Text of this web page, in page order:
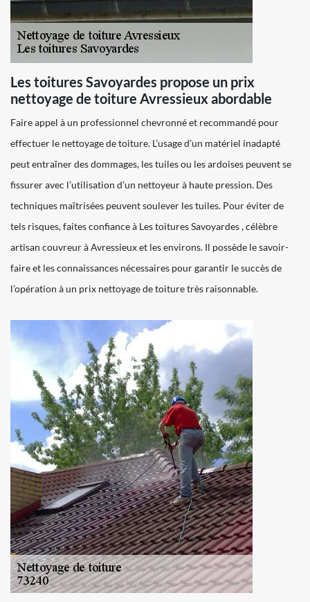
Les toitures Savoyardes propose un prix
nettoyage de toiture Avressieux abordable
Faire appel à un professionnel chevronné et recommandé pour
effectuer le nettoyage de toiture. L’usage d’un matériel inadapté
peut entraîner des dommages, les tuiles ou les ardoises peuvent se
fissurer avec l’utilisation d’un nettoyeur à haute pression. Des
techniques maîtrisées peuvent soulever les tuiles. Pour éviter de
tels risques, faites confiance à Les toitures Savoyardes , célèbre
artisan couvreur à Avressieux et les environs. Il possède le savoir-
faire et les connaissances nécessaires pour garantir le succès de
l’opération à un prix nettoyage de toiture très raisonnable.